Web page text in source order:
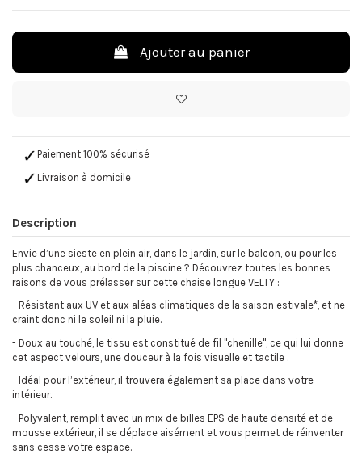
Ajouter au panier
Paiement 100% sécurisé
Livraison à domicile
Description
Envie d’une sieste en plein air, dans le jardin, sur le balcon, ou pour les
plus chanceux, au bord de la piscine ? Découvrez toutes les bonnes
raisons de vous prélasser sur cette chaise longue VELTY :
- Résistant aux UV et aux aléas climatiques de la saison estivale*, et ne
craint donc ni le soleil ni la pluie.
- Doux au touché, le tissu est constitué de fil "chenille", ce qui lui donne
cet aspect velours, une douceur à la fois visuelle et tactile .
- Idéal pour l’extérieur, il trouvera également sa place dans votre
intérieur.
- Polyvalent, remplit avec un mix de billes EPS de haute densité et de
mousse extérieur, il se déplace aisément et vous permet de réinventer
sans cesse votre espace.